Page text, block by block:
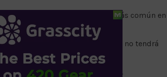
y segundo cannabinoide más común en
tolerancia, lo que significa que no tendrá
va contra las políticas médicas.